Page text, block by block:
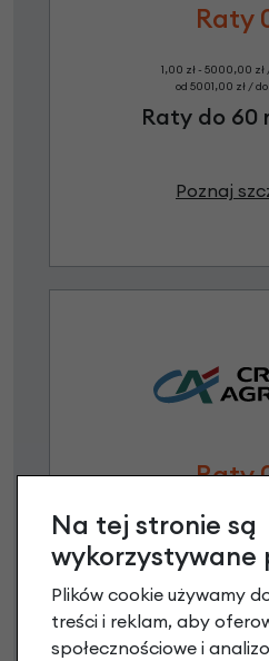
Raty
1,00 zł - 5000,00 zł
od 5001,00 zł /
Raty do 60
Poznaj
Raty
3 miesiące
Raty do 60
Poznaj
Na tej stronie są
wykorzystywane
Plików cookie używamy
treści i reklam, aby
społecznościowe i